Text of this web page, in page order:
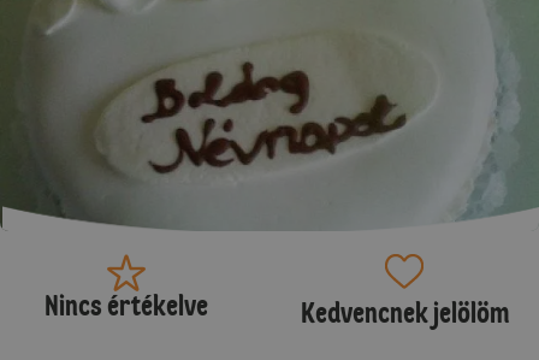
Nincs értékelve Kedvencnek jelölöm